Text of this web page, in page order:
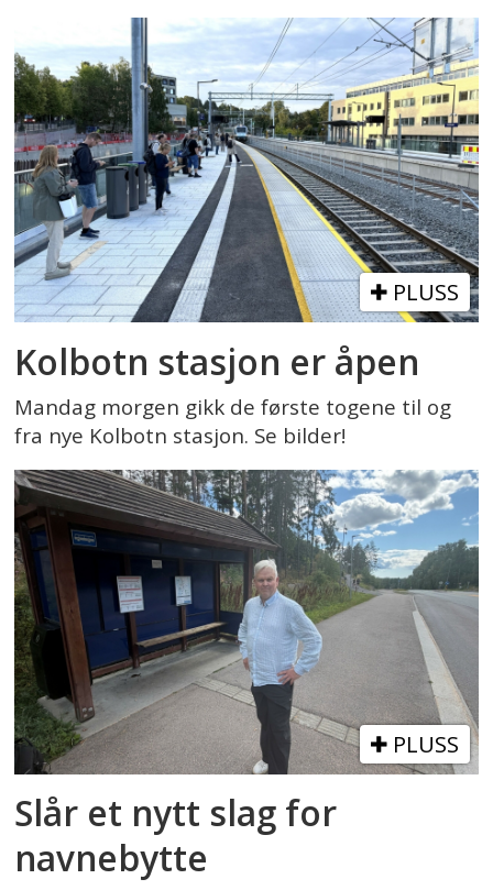
PLUSS
Kolbotn stasjon er åpen
Mandag morgen gikk de første togene til og
fra nye Kolbotn stasjon. Se bilder!
PLUSS
Slår et nytt slag for
navnebytte